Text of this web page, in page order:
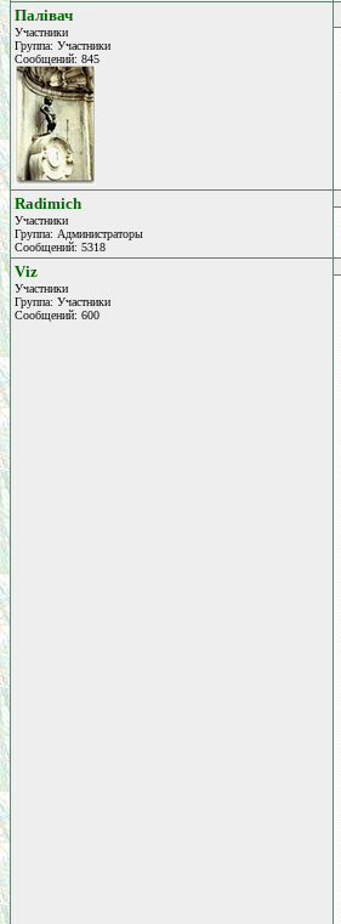
Палівач
Участники
Группа: Участники
Сообщений: 845
Radimich
Участники
Группа: Администраторы
Сообщений: 5318
Viz
Участники
Группа: Участники
Сообщений: 600